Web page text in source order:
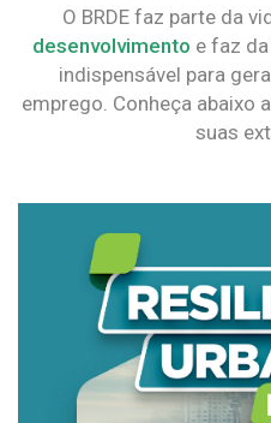
O BRDE faz parte da
desenvolvimento e faz da
indispensável para
emprego. Conheça abaixo
suas